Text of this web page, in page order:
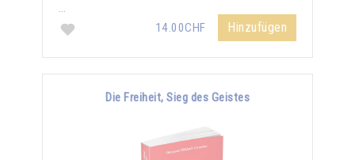
…
14.00CHF
Hinzufügen
Die Freiheit, Sieg des Geistes